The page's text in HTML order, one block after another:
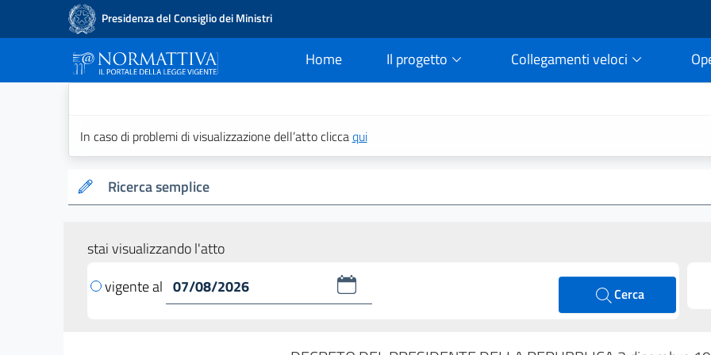
Presidenza del Consiglio dei Ministri
Home
current Il progetto Collegamenti veloci
In caso di problemi di visualizzazione dell’atto cliccaqui
Ricerca semplice
stai visualizzando l'atto
vigente al
Cerca